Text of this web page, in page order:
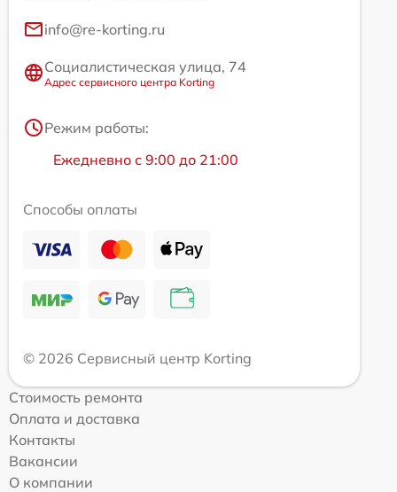
info@re-korting.ru
Социалистическая улица, 74
Адрес сервисного центра Korting
Режим работы:
Ежедневно с 9:00 до 21:00
Способы оплаты
© 2026 Сервисный центр Korting
Стоимость ремонта
Оплата и доставка
Контакты
Вакансии
О компании